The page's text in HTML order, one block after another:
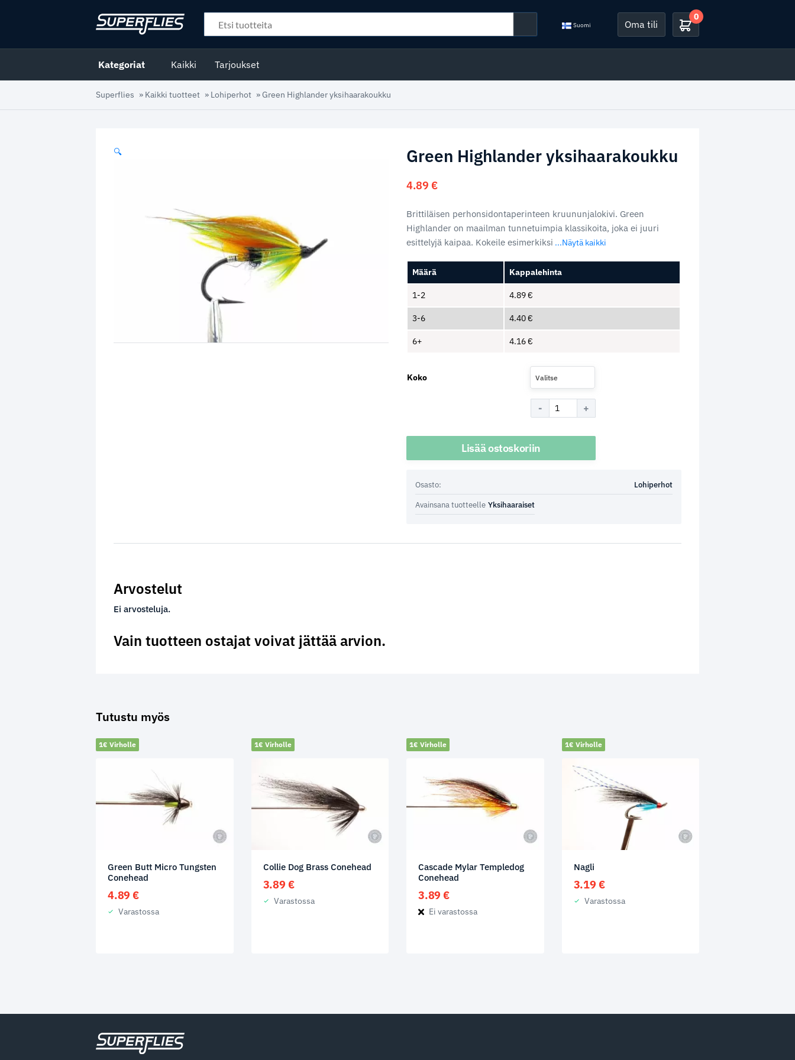
Suomi Oma tili
0
Kategoriat Kaikki Tarjoukset
Superflies » Kaikki tuotteet » Lohiperhot » Green Highlander yksihaarakoukku
🔍 Green Highlander yksihaarakoukku
4.89 €
Brittiläisen perhonsidontaperinteen kruununjalokivi. Green
Highlander on maailman tunnetuimpia klassikoita, joka ei juuri
esittelyjä kaipaa. Kokeile esimerkiksi ...Näytä kaikki
Määrä Kappalehinta
1-2 4.89€
3-6 4.40€
6+ 4.16€
Koko Valitse
Lisää ostoskoriin
Osasto:
Lohiperhot
Avainsana tuotteelle Yksihaaraiset
Arvostelut
Ei arvosteluja.
Vain tuotteen ostajat voivat jättää arvion.
Tutustu myös
1€ Virholle
Green Butt Micro Tungsten
Conehead
4.89 €
Varastossa
1€ Virholle
Collie Dog Brass Conehead
3.89 €
Varastossa
1€ Virholle
Cascade Mylar Templedog
Conehead
3.89 €
Ei varastossa
1€ Virholle
Nagli
3.19 €
Varastossa